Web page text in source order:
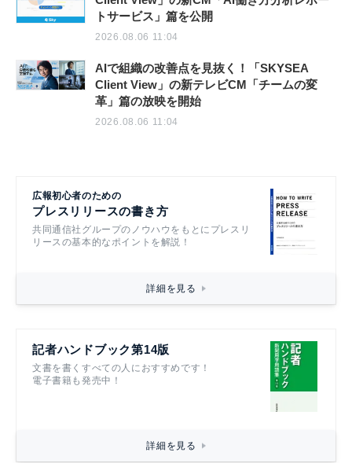
トサービス」篇を公開
2026.08.06 11:04
AIで組織の改善点を見抜く！「SKYSEA
Client View」の新テレビCM「チームの変
革」篇の放映を開始
2026.08.06 11:04
広報初心者のための
プレスリリースの書き方
共同通信社グループのノウハウをもとにプレスリ
リースの基本的なポイントを解説！
詳細を見る
記者ハンドブック第14版
文書を書くすべての人におすすめです！
電子書籍も発売中！
詳細を見る